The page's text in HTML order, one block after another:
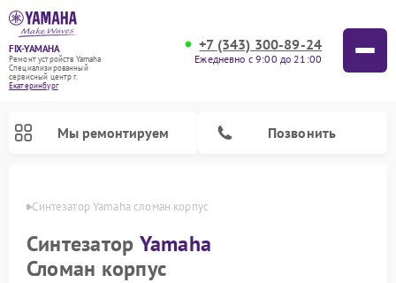
FIX-YAMAHA
Ремонт устройств Yamaha
Специализированный
cервисный центр г.
Екатеринбург
+7 (343) 300-89-24
Ежедневно с 9:00 до 21:00
Мы ремонтируем Позвонить
Синтезатор Yamaha сломан корпус
Синтезатор Yamaha
Сломан корпус